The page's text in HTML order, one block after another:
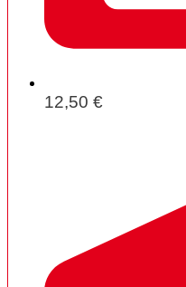
12,50 €